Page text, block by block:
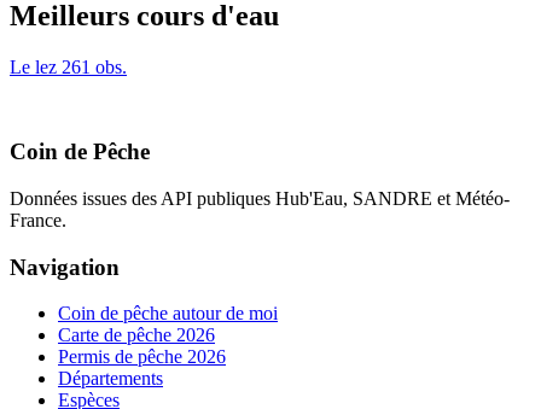
Meilleurs cours d'eau
Le lez 261 obs.
Coin de Pêche
Données issues des API publiques Hub'Eau, SANDRE et Météo-
France.
Navigation
Coin de pêche autour de moi
Carte de pêche 2026
Permis de pêche 2026
Départements
Espèces